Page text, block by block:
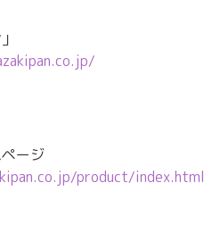
ージ
product/index.html